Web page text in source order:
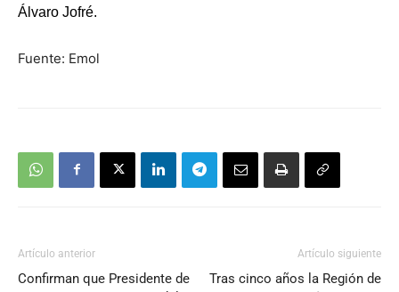
Álvaro Jofré.
Fuente: Emol
Artículo anterior
Confirman que Presidente de
Artículo siguiente
Tras cinco años la Región de